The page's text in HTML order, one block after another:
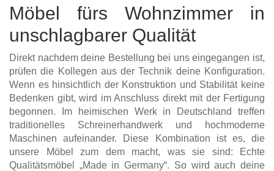
Möbel fürs Wohnzimmer in
unschlagbarer Qualität
Direkt nachdem deine Bestellung bei uns eingegangen ist,
prüfen die Kollegen aus der Technik deine Konfiguration.
Wenn es hinsichtlich der Konstruktion und Stabilität keine
Bedenken gibt, wird im Anschluss direkt mit der Fertigung
begonnen. Im heimischen Werk in Deutschland treffen
traditionelles Schreinerhandwerk und hochmoderne
Maschinen aufeinander. Diese Kombination ist es, die
unsere Möbel zum dem macht, was sie sind: Echte
Qualitätsmöbel „Made in Germany“. So wird auch deine